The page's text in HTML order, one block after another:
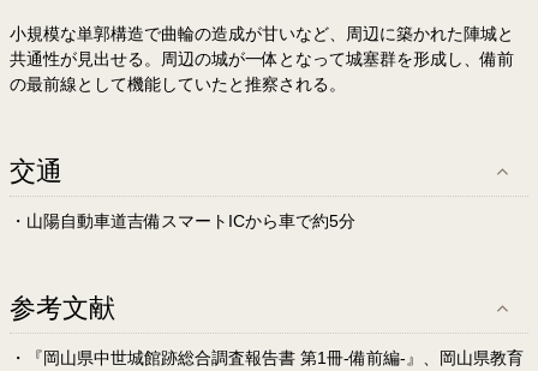
小規模な単郭構造で曲輪の造成が甘いなど、周辺に築かれた陣城と
共通性が見出せる。周辺の城が一体となって城塞群を形成し、備前
の最前線として機能していたと推察される。
交通
・山陽自動車道吉備スマートICから車で約5分
参考文献
・『岡山県中世城館跡総合調査報告書 第1冊-備前編-』、岡山県教育